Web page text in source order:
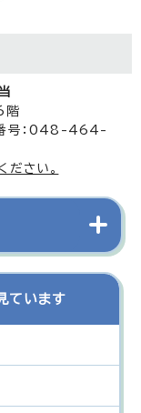
階
号：048-464-
ださい。
ています